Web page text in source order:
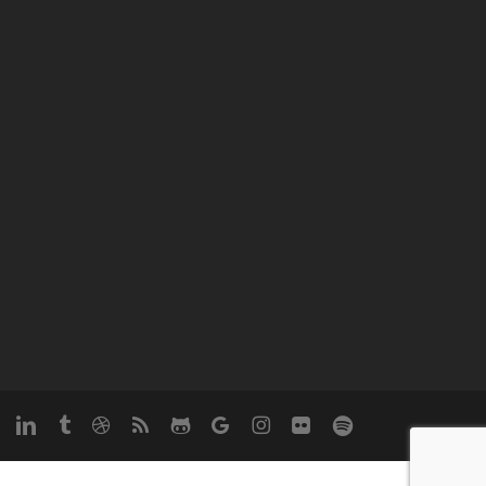
linkedin tumblrdribbbleRSS github
google-instagram
flickr spotify